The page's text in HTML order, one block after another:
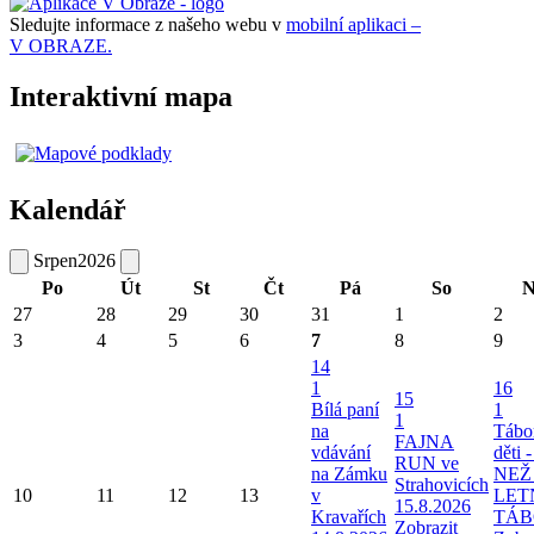
Sledujte informace z našeho webu v mobilní aplikaci –
V OBRAZE.
Interaktivní mapa
Kalendář
Srpen2026
Po
Út St Čt Pá So
27
28 29 30 31 1
2
3
4 5 6 7 8 9
10 11 12 13
14
1
Bílá paní
na
vdávání
na Zámku
v
Kravařích
15
1
FAJNA
RUN ve
Strahovicích
15.8.2026
Zobrazit
16
1
děti
NEŽ